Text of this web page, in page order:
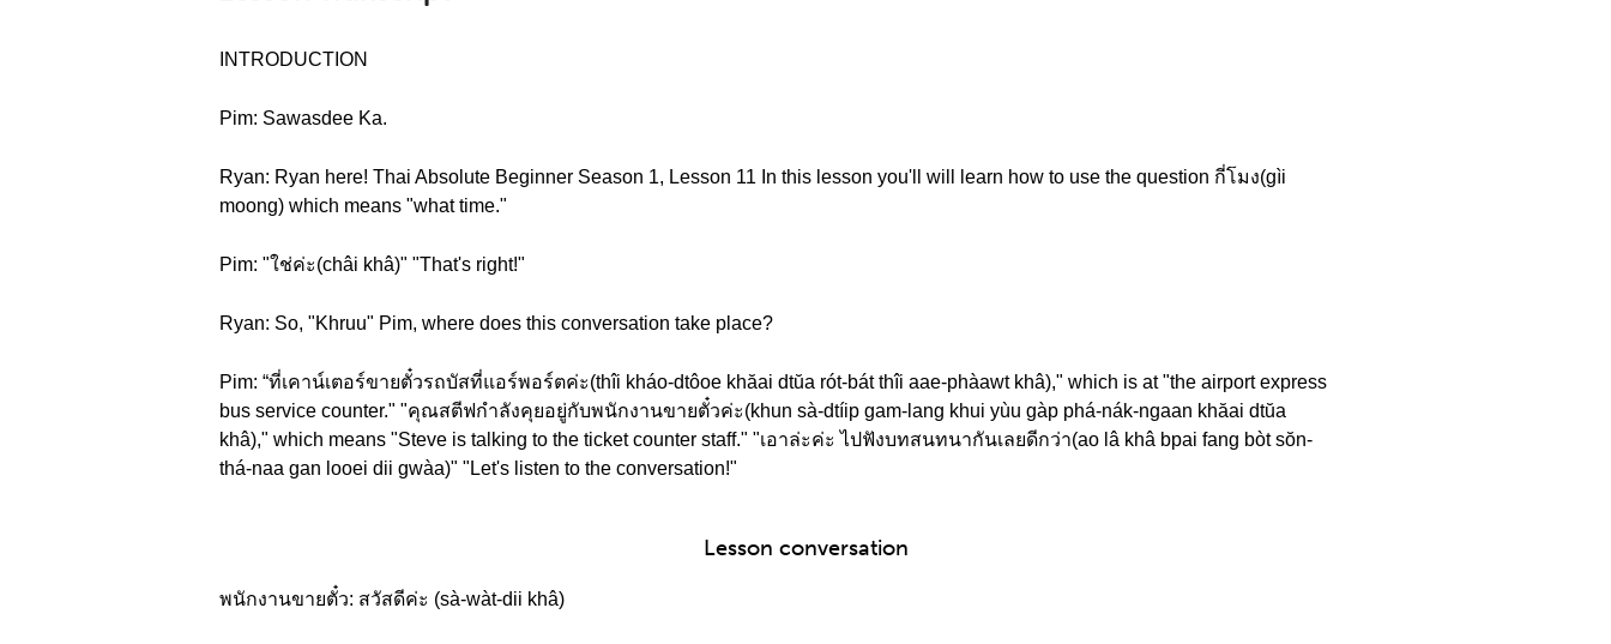
INTRODUCTION
Pim: Sawasdee Ka.
Ryan: Ryan here! Thai Absolute Beginner Season 1, Lesson 11 In this lesson you'll will learn how to use the question กี่โมง(gìi
moong) which means "what time."
Pim: "ใช่ค่ะ(châi khâ)" "That's right!"
Ryan: So, "Khruu" Pim, where does this conversation take place?
Pim: “ที่เคาน์เตอร์ขายตั๋วรถบัสที่แอร์พอร์ตค่ะ(thîi kháo-dtôoe khăai dtŭa rót-bát thîi aae-phàawt khâ)," which is at "the airport express
bus service counter." "คุณสตีฟกำลังคุยอยู่กับพนักงานขายตั๋วค่ะ(khun sà-dtíip gam-lang khui yùu gàp phá-nák-ngaan khăai dtŭa
khâ)," which means "Steve is talking to the ticket counter staff." "เอาล่ะค่ะ ไปฟังบทสนทนากันเลยดีกว่า(ao lâ khâ bpai fang bòt sŏn-
thá-naa gan looei dii gwàa)" "Let's listen to the conversation!"
Lesson conversation
พนักงานขายตั๋ว: สวัสดีค่ะ (sà-wàt-dii khâ)